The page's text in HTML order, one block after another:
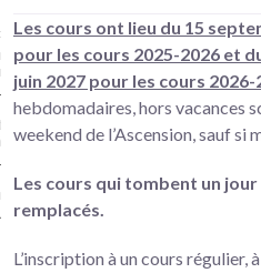
enfants (6/9 ans) et
DIY (broderie, crochet, petite
Terre Bois Pierre –
– Art floral japonais
Les cours ont lieu du 15
pour les cours 2025-2026 et
juin 2027 pour les cours 2026-
hebdomadaires, hors vacances
weekend de l’Ascension, sauf si
Les cours qui tombent un
remplacés.
L’inscription à un cours régulier,